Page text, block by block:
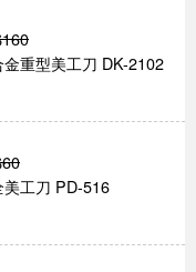
160
金重型美工刀 DK-2102
60
美工刀 PD-516